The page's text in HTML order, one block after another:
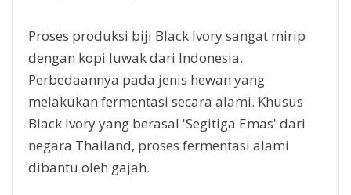
Proses produksi biji Black Ivory sangat mirip
dengan kopi luwak dari Indonesia.
Perbedaannya pada jenis hewan yang
melakukan fermentasi secara alami. Khusus
Black Ivory yang berasal 'Segitiga Emas' dari
negara Thailand, proses fermentasi alami
dibantu oleh gajah.